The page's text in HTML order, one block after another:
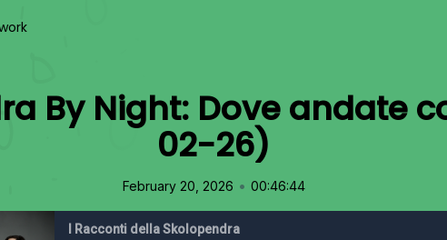
By Night: Dove andate
02-26)
February 20, 2026 • 00:46:44
I Racconti della Skolopendra